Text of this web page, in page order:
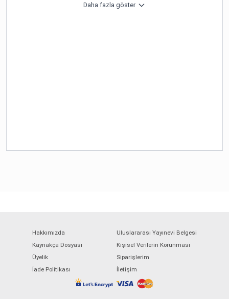
Daha fazla göster
Hakkımızda
Uluslararası Yayınevi Belgesi
Kaynakça Dosyası
Kişisel Verilerin Korunması
Üyelik
Siparişlerim
İade Politikası
İletişim